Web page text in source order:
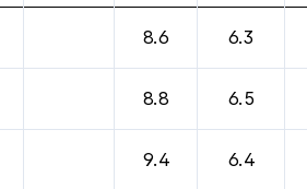
8.6 6.3
8.8 6.5
9.4 6.4